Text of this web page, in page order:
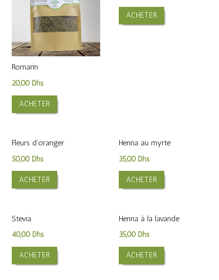
Romarin
20,00 Dhs
ACHETER
ACHETER
Fleurs d’oranger
50,00 Dhs
ACHETER
Henna au myrte
35,00 Dhs
ACHETER
Stevia
40,00 Dhs
ACHETER
Henna à la lavande
35,00 Dhs
ACHETER